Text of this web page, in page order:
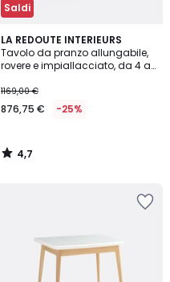
Saldi
LA REDOUTE INTERIEURS
Tavolo da pranzo allungabile,
rovere e impiallacciato, da 4 a
1169,00 €
876,75 € -25%
4,7
/ 5
4,7
/